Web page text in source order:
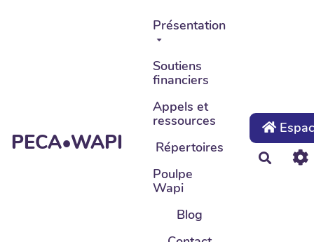
Aller au contenu principal
PECA•WAPI
Présentation
Soutiens
financiers
Appels et
ressources
Répertoires
Poulpe
Wapi
Blog